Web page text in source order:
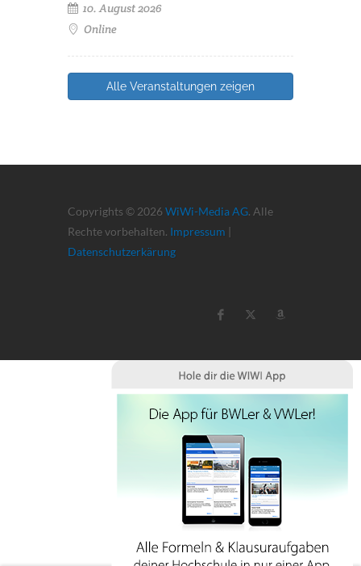
10. August 2026
Online
Alle Veranstaltungen zeigen
Copyrights © 2026 WiWi-Media AG. Alle
Rechte vorbehalten. Impressum |
Datenschutzerkärung